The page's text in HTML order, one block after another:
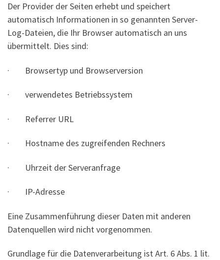
Der Provider der Seiten erhebt und speichert
automatisch Informationen in so genannten Server-
Log-Dateien, die Ihr Browser automatisch an uns
übermittelt. Dies sind:
· Browsertyp und Browserversion
· verwendetes Betriebssystem
· Referrer URL
· Hostname des zugreifenden Rechners
· Uhrzeit der Serveranfrage
· IP-Adresse
Eine Zusammenführung dieser Daten mit anderen
Datenquellen wird nicht vorgenommen.
Grundlage für die Datenverarbeitung ist Art. 6 Abs. 1 lit.